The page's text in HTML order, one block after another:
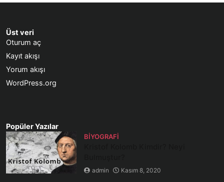
Üst veri
Oturum aç
Kayıt akışı
Yorum akışı
WordPress.org
Popüler Yazılar
BIYOGRAFI
admin Kasım 8, 2020